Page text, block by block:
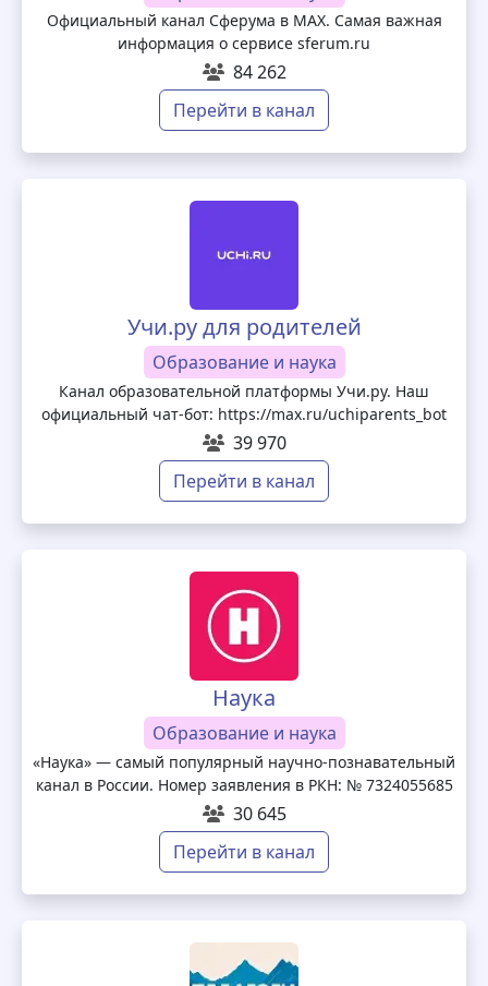
Официальный канал Сферума в MAX. Самая важная
информация о сервисе sferum.ru
84 262
Перейти в канал
Учи.ру для родителей
Образование и наука
Канал образовательной платформы Учи.ру. Наш
официальный чат-бот: https://max.ru/uchiparents_bot
39 970
Перейти в канал
Наука
Образование и наука
«Наука» — самый популярный научно-познавательный
канал в России. Номер заявления в РКН: № 7324055685
30 645
Перейти в канал